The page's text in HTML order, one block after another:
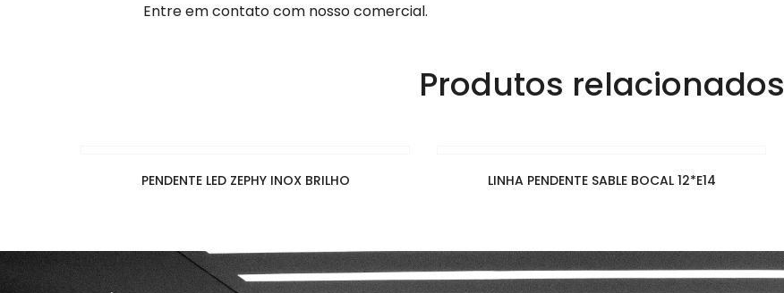
Entre em contato com nosso comercial.
Produtos relacionados
PENDENTE LED ZEPHY INOX BRILHO LINHA PENDENTE SABLE BOCAL 12*E14